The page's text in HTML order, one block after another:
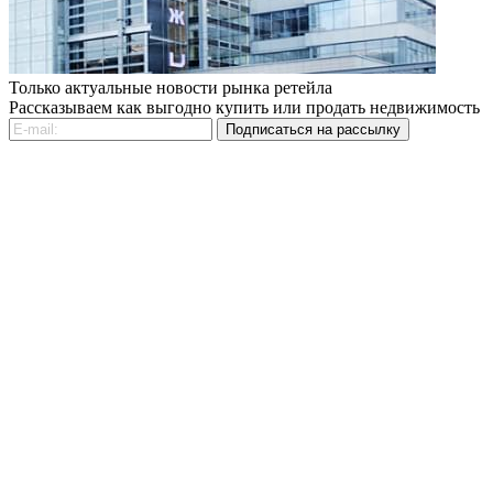
Только актуальные новости рынка ретейла
Рассказываем как выгодно купить или продать недвижимость